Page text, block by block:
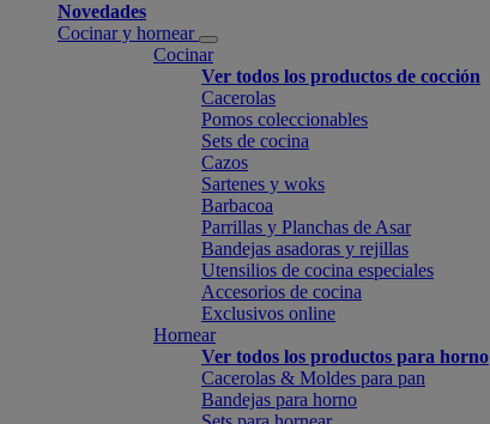
Novedades
Cocinar y hornear
Cocinar
Ver todos los productos de cocción
Cacerolas
Pomos coleccionables
Sets de cocina
Cazos
Sartenes y woks
Barbacoa
Parrillas y Planchas de Asar
Bandejas asadoras y rejillas
Utensilios de cocina especiales
Accesorios de cocina
Exclusivos online
Hornear
Ver todos los productos para horno
Cacerolas & Moldes para pan
Bandejas para horno